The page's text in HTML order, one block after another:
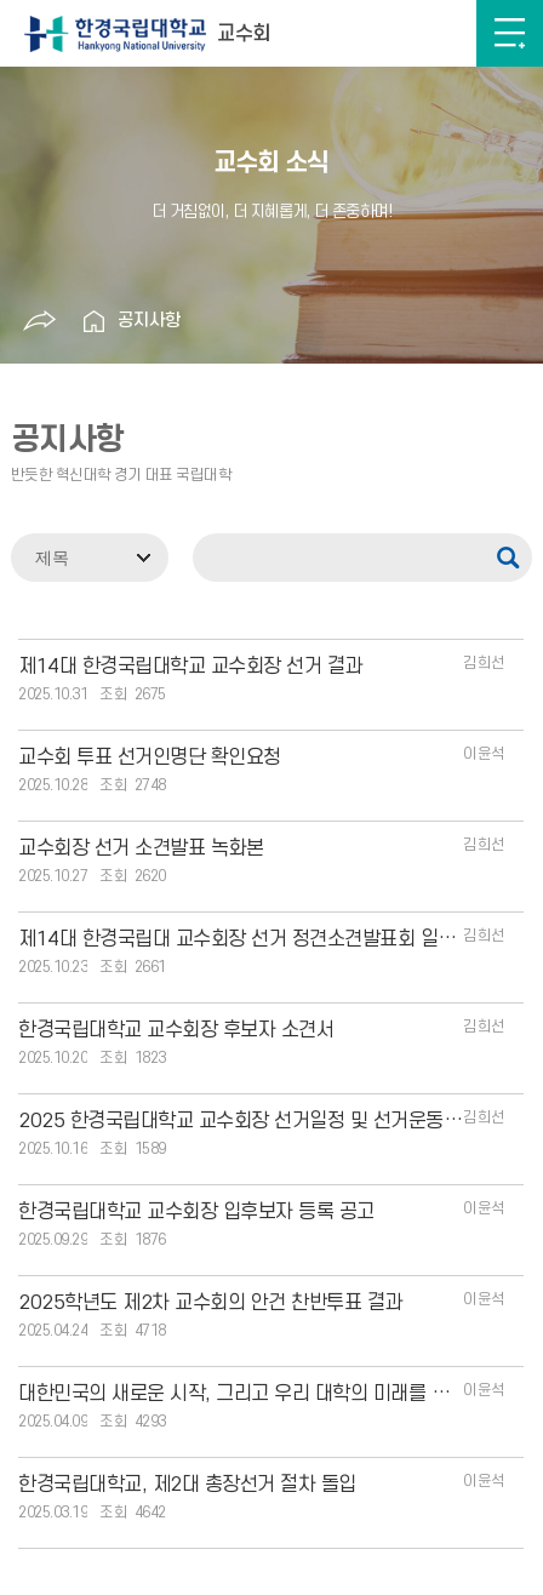
교수회
교수회 소식
공지사항
공지사항
제14대 한경국립대학교 교수회장 선거 결과
김희선
2025.10.31
2675
교수회 투표 선거인명단 확인요청
이윤석
2025.10.28
2748
교수회장 선거 소견발표 녹화본
김희선
2025.10.27
2620
제14대 한경국립대 교수회장 선거 정견소견발표회 일정 안내 김희선
2025.10.23
2661
한경국립대학교 교수회장 후보자 소견서
김희선
2025.10.20
1823
2025 한경국립대학교 교수회장 선거일정 및 선거운동 안내 김희선
2025.10.16
1589
한경국립대학교 교수회장 입후보자 등록 공고
이윤석
2025.09.29
1876
2025학년도 제2차 교수회의 안건 찬반투표 결과
이윤석
2025.04.24
4718
대한민국의 새로운 시작, 그리고 우리 대학의 미래를 함께 만들어갑시다.
이윤석
2025.04.09
4293
한경국립대학교, 제2대 총장선거 절차 돌입
이윤석
2025.03.19
4642